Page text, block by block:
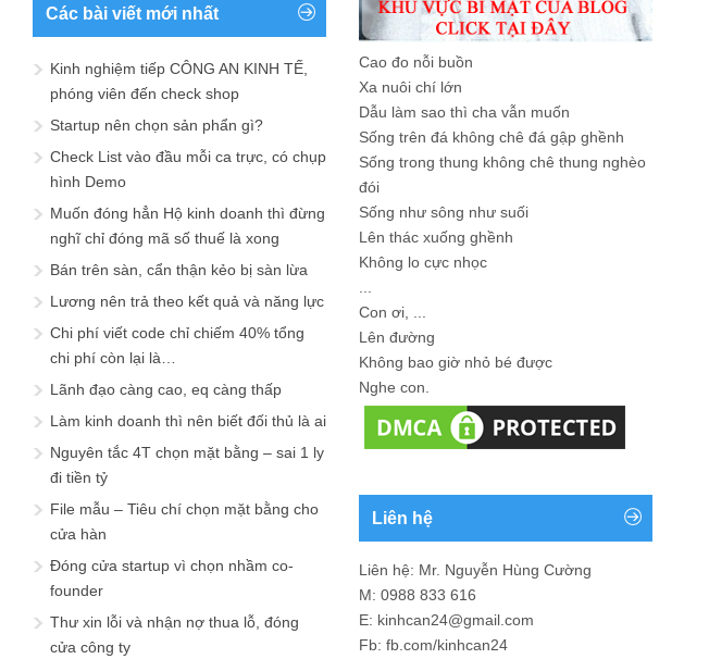
Các bài viết mới nhất
Kinh nghiệm tiếp CÔNG AN KINH TẾ,
phóng viên đến check shop
Startup nên chọn sản phẩn gì?
Check List vào đầu mỗi ca trực, có chụp
hình Demo
Muốn đóng hẳn Hộ kinh doanh thì đừng
nghĩ chỉ đóng mã số thuế là xong
Bán trên sàn, cẩn thận kẻo bị sàn lừa
Lương nên trả theo kết quả và năng lực
Chi phí viết code chỉ chiếm 40% tổng
chi phí còn lại là…
Lãnh đạo càng cao, eq càng thấp
Làm kinh doanh thì nên biết đối thủ là ai
Nguyên tắc 4T chọn mặt bằng – sai 1 ly
đi tiền tỷ
File mẫu – Tiêu chí chọn mặt bằng cho
cửa hàn
Đóng cửa startup vì chọn nhầm co-
founder
Thư xin lỗi và nhận nợ thua lỗ, đóng
cửa công ty
Cao đo nỗi buồn
Xa nuôi chí lớn
Dẫu làm sao thì cha vẫn muốn
Sống trên đá không chê đá gập ghềnh
Sống trong thung không chê thung nghèo
đói
Sống như sông như suối
Lên thác xuống ghềnh
Không lo cực nhọc
Con ơi, ...
Lên đường
Không bao giờ nhỏ bé được
Nghe con.
Liên hệ
Liên hệ: Mr. Nguyễn Hùng Cường
M: 0988 833 616
E: kinhcan24@gmail.com
Fb: fb.com/kinhcan24